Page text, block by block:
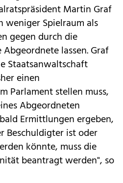
Martin Graf
Spielraum als
gegen durch die
lassen. Graf
Staatsanwaltschaft
einen
Parlament stellen muss,
Abgeordneten
Ermittlungen ergeben,
Beschuldigter ist oder
könnte, muss die
beantragt werden", so